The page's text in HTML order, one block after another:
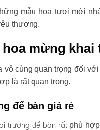
mẫu hoa tươi mới
thương.
hoa mừng
vô cùng quan trọng đối
là rất quan trọng.
để bàn giá rẻ
trương để bàn rấtphù hợp